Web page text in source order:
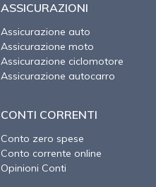
ASSICURAZIONI
Assicurazione auto
Assicurazione moto
Assicurazione ciclomotore
Assicurazione autocarro
CONTI CORRENTI
Conto zero spese
Conto corrente online
Opinioni Conti